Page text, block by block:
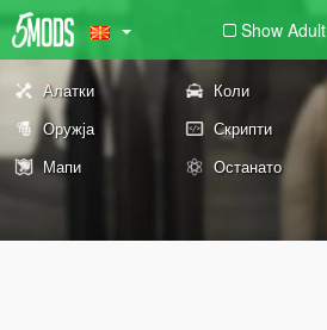
Show Adult
Алатки Коли
Оружја
Скрипти
Мапи
Останато